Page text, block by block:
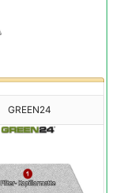
GREEN24